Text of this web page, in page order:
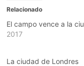
Relacionado
El campo vence a la
2017
La ciudad de Londres